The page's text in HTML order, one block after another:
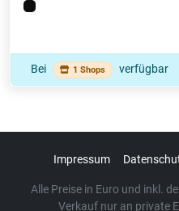
Bei 1 Shops verfügbar
Impressum
Alle Preise in Euro und inkl.
Verkauf nur an private